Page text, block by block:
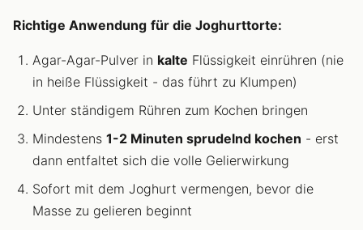
Richtige Anwendung für die Joghurttorte:
Agar-Agar-Pulver in kalte Flüssigkeit einrühren (nie
in heiße Flüssigkeit - das führt zu Klumpen)
Unter ständigem Rühren zum Kochen bringen
Mindestens 1-2 Minuten sprudelnd kochen - erst
dann entfaltet sich die volle Gelierwirkung
Sofort mit dem Joghurt vermengen, bevor die
Masse zu gelieren beginnt